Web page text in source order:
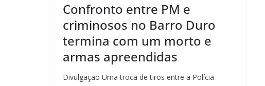
Confronto entre PM e
criminosos no Barro Duro
termina com um morto e
armas apreendidas
Divulgação Uma troca de tiros entre a Polícia